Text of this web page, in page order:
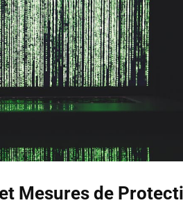
Mesures de